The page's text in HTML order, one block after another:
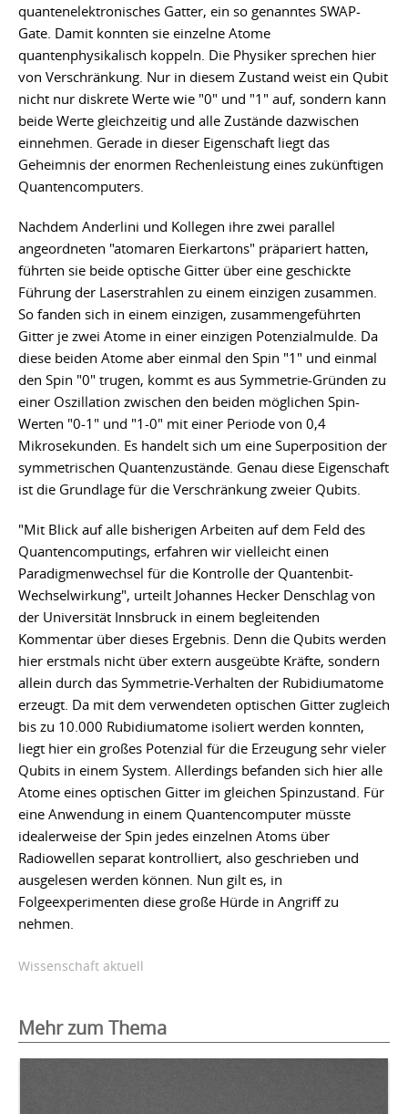
quantenelektronisches Gatter, ein so genanntes SWAP-
Gate. Damit konnten sie einzelne Atome
quantenphysikalisch koppeln. Die Physiker sprechen hier
von Verschränkung. Nur in diesem Zustand weist ein Qubit
nicht nur diskrete Werte wie "0" und "1" auf, sondern kann
beide Werte gleichzeitig und alle Zustände dazwischen
einnehmen. Gerade in dieser Eigenschaft liegt das
Geheimnis der enormen Rechenleistung eines zukünftigen
Quantencomputers.
Nachdem Anderlini und Kollegen ihre zwei parallel
angeordneten "atomaren Eierkartons" präpariert hatten,
führten sie beide optische Gitter über eine geschickte
Führung der Laserstrahlen zu einem einzigen zusammen.
So fanden sich in einem einzigen, zusammengeführten
Gitter je zwei Atome in einer einzigen Potenzialmulde. Da
diese beiden Atome aber einmal den Spin "1" und einmal
den Spin "0" trugen, kommt es aus Symmetrie-Gründen zu
einer Oszillation zwischen den beiden möglichen Spin-
Werten "0-1" und "1-0" mit einer Periode von 0,4
Mikrosekunden. Es handelt sich um eine Superposition der
symmetrischen Quantenzustände. Genau diese Eigenschaft
ist die Grundlage für die Verschränkung zweier Qubits.
"Mit Blick auf alle bisherigen Arbeiten auf dem Feld des
Quantencomputings, erfahren wir vielleicht einen
Paradigmenwechsel für die Kontrolle der Quantenbit-
Wechselwirkung", urteilt Johannes Hecker Denschlag von
der Universität Innsbruck in einem begleitenden
Kommentar über dieses Ergebnis. Denn die Qubits werden
hier erstmals nicht über extern ausgeübte Kräfte, sondern
allein durch das Symmetrie-Verhalten der Rubidiumatome
erzeugt. Da mit dem verwendeten optischen Gitter zugleich
bis zu 10.000 Rubidiumatome isoliert werden konnten,
liegt hier ein großes Potenzial für die Erzeugung sehr vieler
Qubits in einem System. Allerdings befanden sich hier alle
Atome eines optischen Gitter im gleichen Spinzustand. Für
eine Anwendung in einem Quantencomputer müsste
idealerweise der Spin jedes einzelnen Atoms über
Radiowellen separat kontrolliert, also geschrieben und
ausgelesen werden können. Nun gilt es, in
Folgeexperimenten diese große Hürde in Angriff zu
nehmen.
Wissenschaft aktuell
Mehr zum Thema